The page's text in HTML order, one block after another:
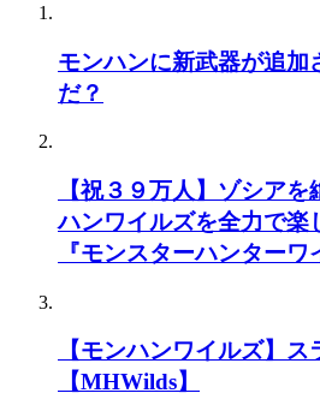
モンハンに新武器が追加
だ？
【祝３９万人】ゾシア
ハンワイルズを全力で楽
『モンスターハンターワ
【モンハンワイルズ】
【MHWilds】